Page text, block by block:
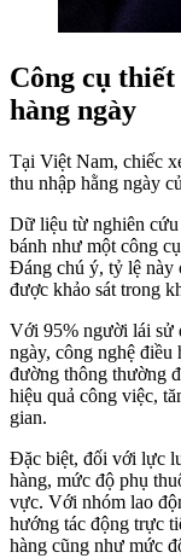
Công cụ
hàng ngày
Tại Việt Nam, chiếc
thu nhập hằng ngày
Dữ liệu từ nghiên
bánh như một công
Đáng chú ý, tỷ lệ này
được khảo sát trong
Với 95% người lái sử
ngày, công nghệ
đường thông thường
hiệu quả công việc,
gian.
Đặc biệt, đối với lực
hàng, mức độ phụ
vực. Với nhóm lao
hướng tác động trực
hàng cũng như mức